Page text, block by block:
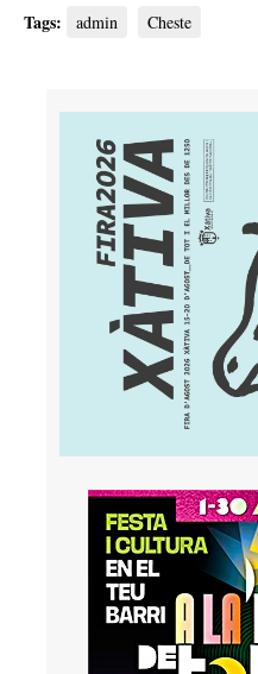
Tags: admin Cheste